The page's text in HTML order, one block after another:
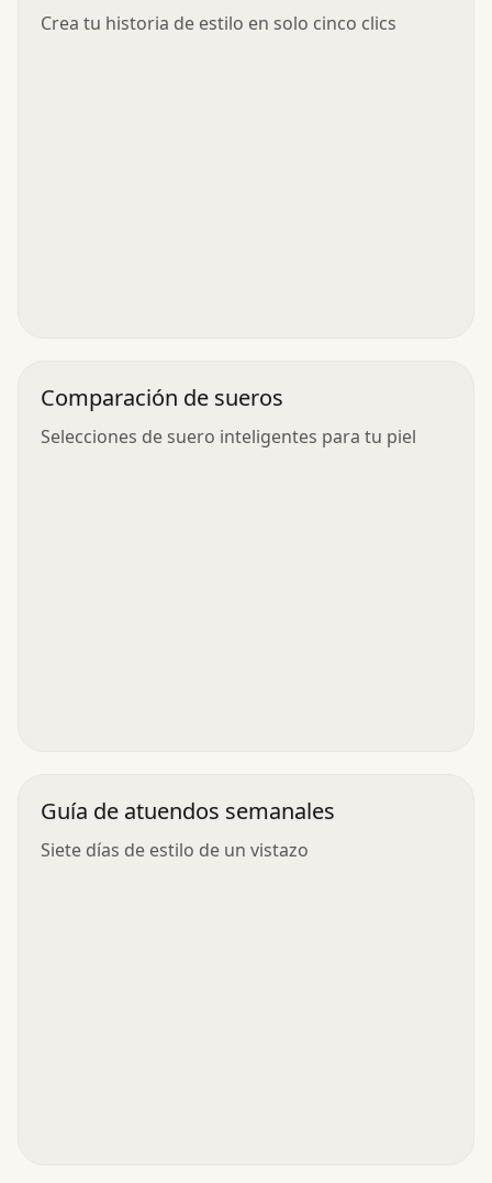
Crea tu historia de estilo en solo cinco clics
Comparación de sueros
Selecciones de suero inteligentes para tu piel
Guía de atuendos semanales
Siete días de estilo de un vistazo